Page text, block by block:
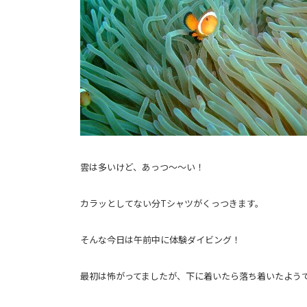
雲は多いけど、あっつ～～い！
カラッとしてない分Tシャツがくっつきます。
そんな今日は午前中に体験ダイビング！
最初は怖がってましたが、下に着いたら落ち着いたよう